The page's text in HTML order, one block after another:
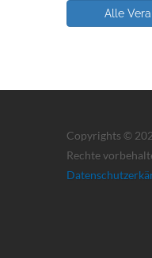
Alle
Copyrights ©
Rechte